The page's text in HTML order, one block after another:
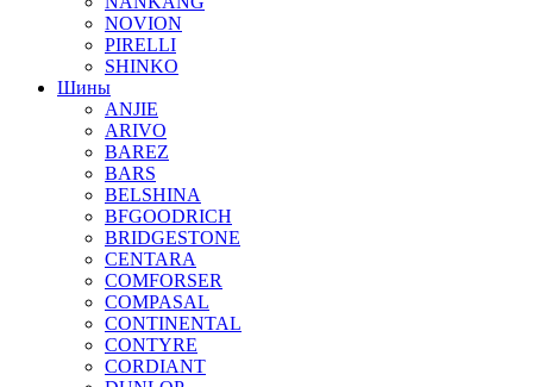
NOVION
PIRELLI
SHINKO
Шины
ANJIE
ARIVO
BAREZ
BARS
BELSHINA
BFGOODRICH
BRIDGESTONE
CENTARA
COMFORSER
COMPASAL
CONTINENTAL
CONTYRE
CORDIANT